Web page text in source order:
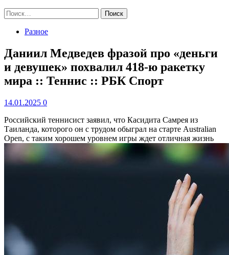
Найти:
Разное
Даниил Медведев фразой про «деньги
и девушек» похвалил 418-ю ракетку
мира :: Теннис :: РБК Спорт
14.01.2025 0
Российский теннисист заявил, что Касидита Самрея из
Таиланда, которого он с трудом обыграл на старте Australian
Open, с таким хорошем уровнем игры ждет отличная жизнь